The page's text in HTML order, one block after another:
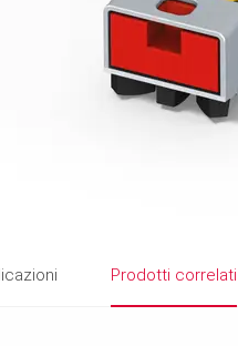
Prodotti correlati